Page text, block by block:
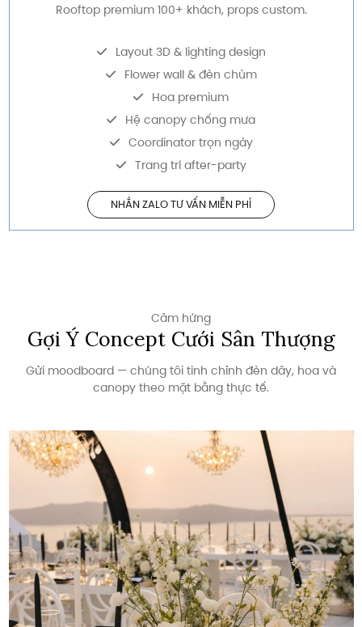
Rooftop premium 100+ khách, props custom.
Layout 3D & lighting design
Flower wall & đèn chùm
Hoa premium
Hệ canopy chống mưa
Coordinator trọn ngày
Trang trí after-party
NHẮN ZALO TƯ VẤN MIỄN PHÍ
Cảm hứng
Gợi Ý Concept Cưới Sân Thượng
Gửi moodboard — chúng tôi tinh chỉnh đèn dây, hoa và
canopy theo mặt bằng thực tế.